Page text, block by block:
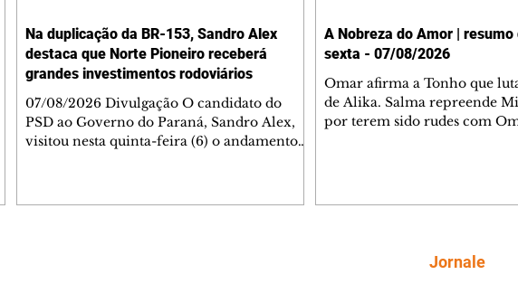
Na duplicação da BR-153, Sandro Alex
destaca que Norte Pioneiro receberá
grandes investimentos rodoviários
07/08/2026 Divulgação O candidato do
PSD ao Governo do Paraná, Sandro Alex,
visitou nesta quinta-feira (6) o andamento
A Nobreza do Amor | resumo
sexta - 07/08/2026
Omar afirma a Tonho que
de Alika. Salma repreende
por terem sido rudes com
desconfianças de Jendal, que
sobre seu conselheiro. Chinua
Jornale